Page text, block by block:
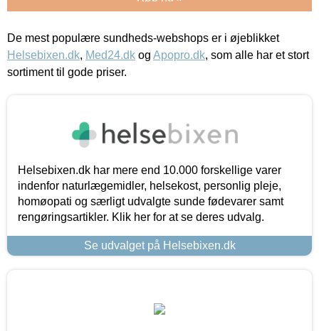
De mest populære sundheds-webshops er i øjeblikket
Helsebixen.dk, Med24.dk og Apopro.dk, som alle har et stort
sortiment til gode priser.
Helsebixen.dk har mere end 10.000 forskellige varer
indenfor naturlægemidler, helsekost, personlig pleje,
homøopati og særligt udvalgte sunde fødevarer samt
rengøringsartikler. Klik her for at se deres udvalg.
Se udvalget på Helsebixen.dk